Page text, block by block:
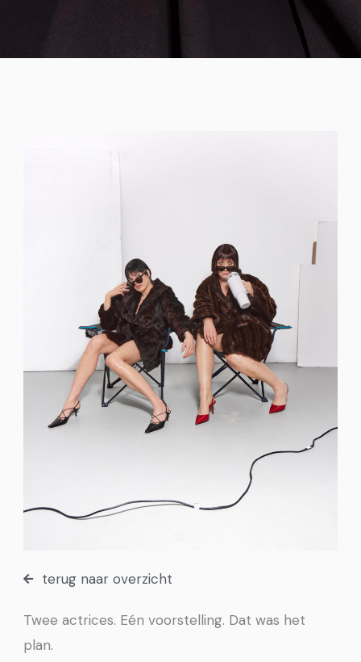
terug naar overzicht
Twee actrices. Eén voorstelling. Dat was het
plan.